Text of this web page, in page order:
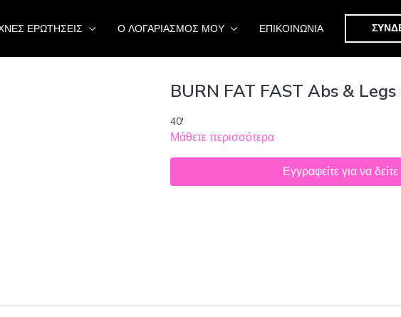
ΕΡΩΤΗΣΕΙΣ Ο ΛΟΓΑΡΙΑΣΜΟΣ ΜΟΥ ΕΠΙΚΟΙΝΩΝΙΑ
BURN FAT FAST Abs &
40'
Μάθετε περισσότερα
Εγγραφείτε για να δείτε